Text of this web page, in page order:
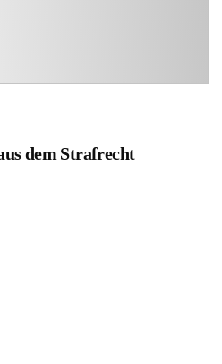
dem Strafrecht